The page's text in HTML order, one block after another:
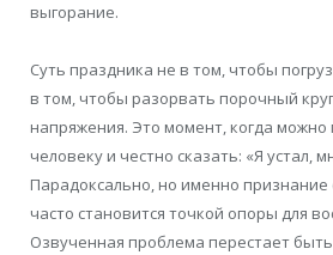
выгорание.
Суть праздника не в том, чтобы
в том, чтобы разорвать порочный
напряжения. Это момент, когда можно
человеку и честно сказать: «Я устал,
Парадоксально, но именно признание
часто становится точкой опоры для
Озвученная проблема перестает